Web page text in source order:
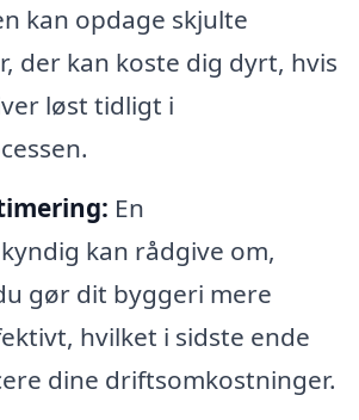
kan opdage skjulte
der kan koste dig dyrt, hvis
løst tidligt i
En
kan rådgive om,
gør dit byggeri mere
hvilket i sidste ende
dine driftsomkostninger.